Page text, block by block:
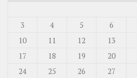
3
4 5 6
10
11 12 13
17
18 19 20
24
25 26 27